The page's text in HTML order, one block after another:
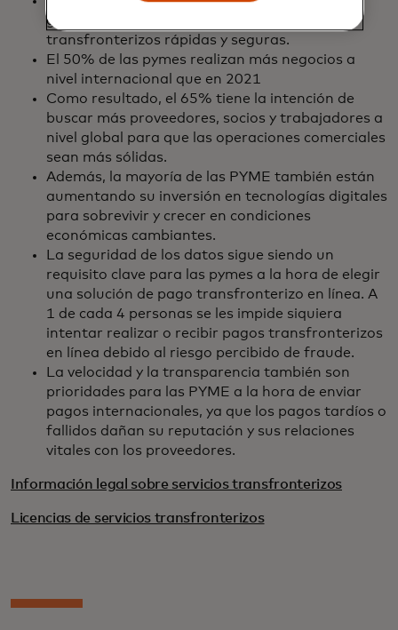
genera la necesidad de soluciones de pago
transfronterizos rápidas y seguras.
El 50% de las pymes realizan más negocios a
nivel internacional que en 2021
Como resultado, el 65% tiene la intención de
buscar más proveedores, socios y trabajadores a
nivel global para que las operaciones comerciales
sean más sólidas.
Además, la mayoría de las PYME también están
aumentando su inversión en tecnologías digitales
para sobrevivir y crecer en condiciones
económicas cambiantes.
La seguridad de los datos sigue siendo un
requisito clave para las pymes a la hora de elegir
una solución de pago transfronterizo en línea. A
1 de cada 4 personas se les impide siquiera
intentar realizar o recibir pagos transfronterizos
en línea debido al riesgo percibido de fraude.
La velocidad y la transparencia también son
prioridades para las PYME a la hora de enviar
pagos internacionales, ya que los pagos tardíos o
fallidos dañan su reputación y sus relaciones
vitales con los proveedores.
Información legal sobre servicios transfronterizos
Licencias de servicios transfronterizos